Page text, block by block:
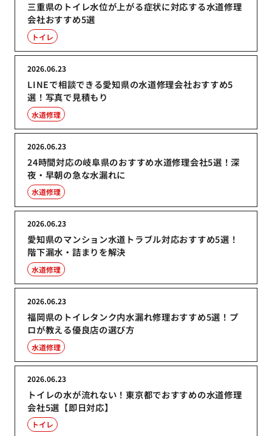
三重県のトイレ水位が上がる症状に対応する水道修理
会社おすすめ5選
トイレ
LINEで相談できる愛知県の水道修理会社おすすめ5
選！写真で見積もり
2026.06.23
水道修理
24時間対応の岐阜県のおすすめ水道修理会社5選！深
夜・早朝の急な水漏れに
2026.06.23
水道修理
愛知県のマンション水道トラブル対応おすすめ5選！
階下漏水・詰まりを解決
2026.06.23
水道修理
福岡県のトイレタンク内水漏れ修理おすすめ5選！プ
ロが教える優良店の選び方
2026.06.23
水道修理
トイレの水が流れない！東京都でおすすめの水道修理
会社5選【即日対応】
2026.06.23
トイレ